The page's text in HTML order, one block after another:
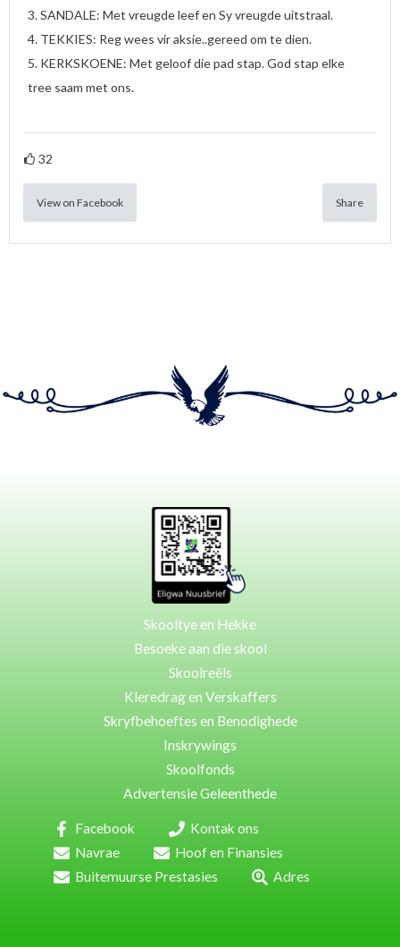
3. SANDALE: Met vreugde leef en Sy vreugde uitstraal.
4. TEKKIES: Reg wees vir aksie..gereed om te dien.
5. KERKSKOENE: Met geloof die pad stap. God stap elke
tree saam met ons.
32
View on Facebook Share
Skooltye en Hekke
Besoeke aan die skool
Skoolreëls
Kleredrag en Verskaffers
Skryfbehoeftes en Benodighede
Inskrywings
Skoolfonds
Advertensie Geleenthede
Facebook
Kontak ons
Navrae
Hoof en Finansies
Buitemuurse Prestasies
Adres